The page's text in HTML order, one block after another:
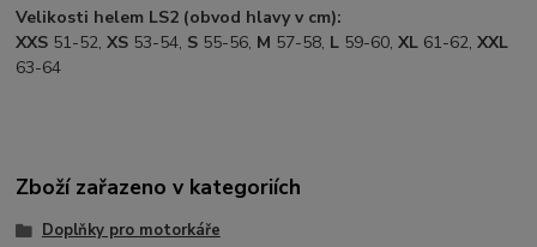
Velikosti helem LS2 (obvod hlavy v cm):
XXS 51-52,XS 53-54, S 55-56, M 57-58, L 59-60,XL 61-62,XXL
63-64
Zboží zařazeno v kategoriích
Doplňky pro motorkáře